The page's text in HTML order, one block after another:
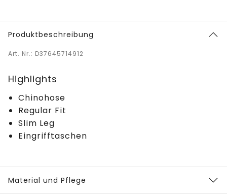
Produktbeschreibung
Art. Nr.: D37645714912
Highlights
Chinohose
Regular Fit
Slim Leg
Eingrifftaschen
Material und Pflege